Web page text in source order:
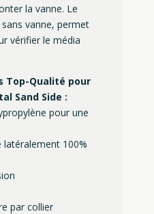
la vanne. Le
vanne, permet
vérifier le média
Top-Qualité pour
Sand Side :
pour une
latéralement 100%
par collier